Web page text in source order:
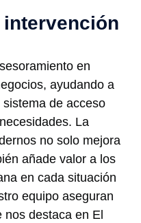
intervención
en
ayudando a
de acceso
La
no solo mejora
añade valor a los
en cada situación
equipo aseguran
nos destaca en El